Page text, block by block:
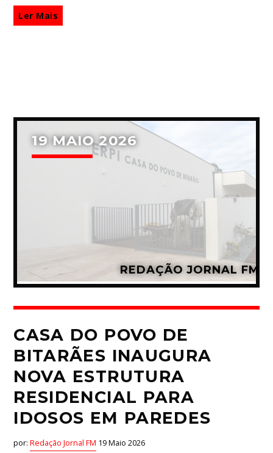
Ler Mais
19 MAIO 2026
REDAÇÃO JORNAL FM
CASA DO POVO DE
BITARÃES INAUGURA
NOVA ESTRUTURA
RESIDENCIAL PARA
IDOSOS EM PAREDES
por:Redação Jornal FM 19 Maio 2026